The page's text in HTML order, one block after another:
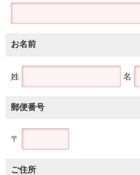
お名前
姓 名
郵便番号
〒
ご住所